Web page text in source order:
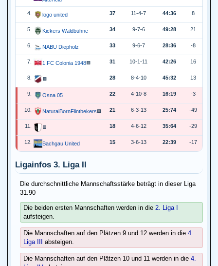
4. logo united 37 11-4-7 44:36 8
5. Kickers Waldbühne 34 9-7-6 49:28 21
6. NABU Diepholz 33 9-6-7 28:36 -8
7. 1.FC Colonia 1948 🟥 31 10-1-11 42:26 16
8. 🟥 28 8-4-10 45:32 13
9. Osna 05 22 4-10-8 16:19 -3
10. NaturalBornFlintbekers 🟩 21 6-3-13 25:74 -49
11. 🟩 18 4-6-12 35:64 -29
12. Bachgau United 15 3-6-13 22:39 -17
Ligainfos 3. Liga II
Die durchschnittliche Mannschaftsstärke beträgt in dieser Liga
31.90
Die beiden ersten Mannschaften werden in die 2. Liga I
aufsteigen.
Die Mannschaften auf den Plätzen 9 und 12 werden in die 4.
Liga III
absteigen.
Die Mannschaften auf den Plätzen 10 und 11 werden in die 4.